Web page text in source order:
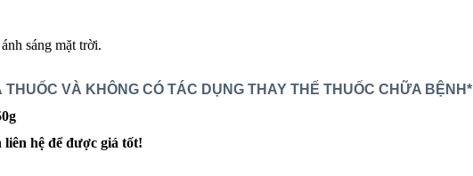
sáng mặt trời.
VÀ KHÔNG CÓ TÁC DỤNG THAY THẾ THUỐC CHỮA BỆNH*
hệ để được giá tốt!